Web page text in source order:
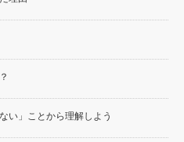
い」ことから理解しよう